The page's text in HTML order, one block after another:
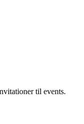
til events.